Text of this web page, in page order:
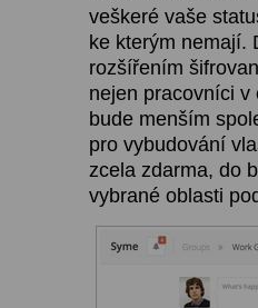
veškeré vaše
ke kterým nemají.
rozšířením
nejen pracovníci v
bude menším
pro vybudování
zcela zdarma, do
vybrané oblasti